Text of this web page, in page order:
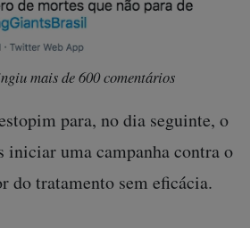
mais de 600 comentários
para, no dia seguinte, o
uma campanha contra o
do tratamento sem eficácia.